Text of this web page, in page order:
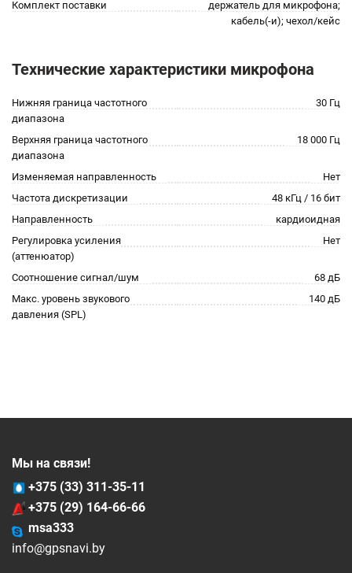
Комплект поставки
держатель для микрофона;
кабель(-и); чехол/кейс
Технические характеристики микрофона
Нижняя граница частотного
диапазона
30 Гц
Верхняя граница частотного
диапазона
18 000 Гц
Изменяемая направленность
Нет
Частота дискретизации
48 кГц / 16 бит
Направленность
кардиоидная
Регулировка усиления
(аттенюатор)
Нет
Соотношение сигнал/шум
68 дБ
Макс. уровень звукового
давления (SPL)
140 дБ
Мы на связи!
+375 (33) 311-35-11
+375 (29) 164-66-66
msa333
info@gpsnavi.by